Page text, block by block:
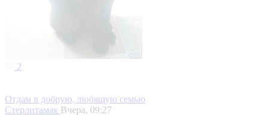
2
Отдам в добрую, любящую семью
Стерлитамак Вчера, 09:27